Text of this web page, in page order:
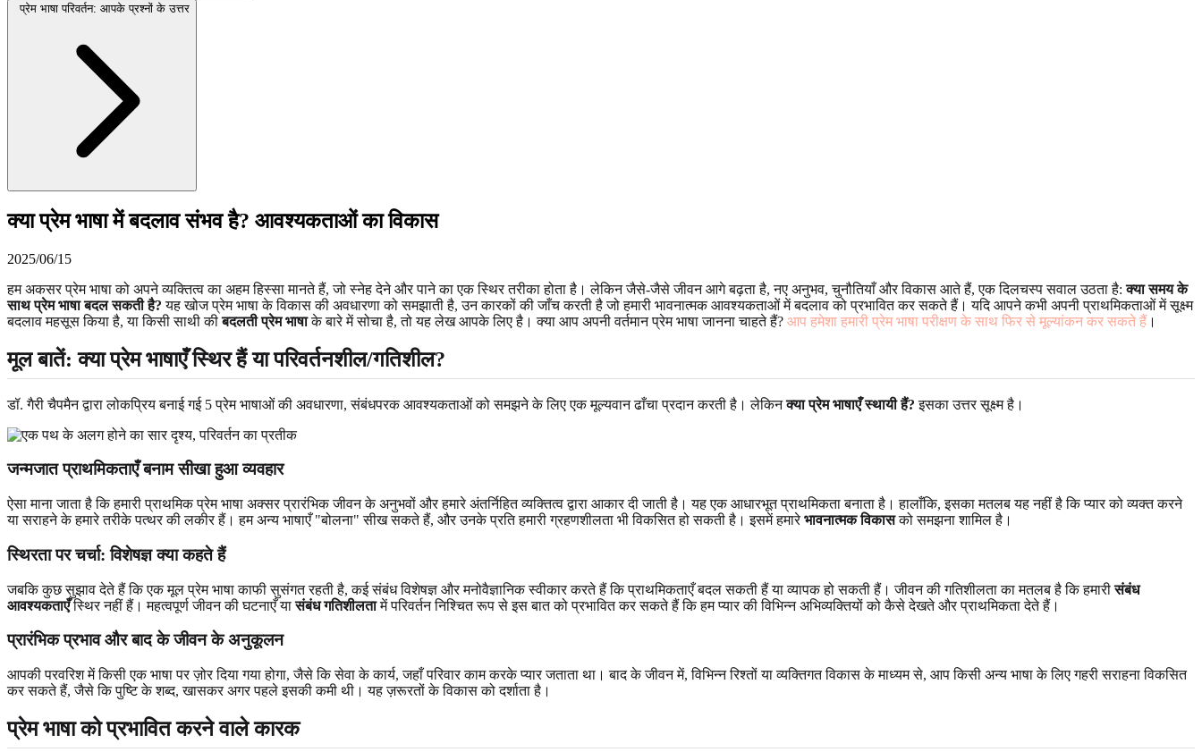
प्रेम भाषा परिवर्तन: आपके प्रश्नों के उत्तर
क्या प्रेम भाषा में बदलाव संभव है? आवश्यकताओं का विकास
2025/06/15
हम अकसर प्रेम भाषा को अपने व्यक्तित्व का अहम हिस्सा मानते हैं, जो स्नेह देने और पाने का एक स्थिर तरीका होता है। लेकिन जैसे-जैसे जीवन आगे बढ़ता है, नए अनुभव, चुनौतियाँ और विकास आते हैं, एक दिलचस्प सवाल उठता है:क्या समय के
साथ प्रेम भाषा बदल सकती है? यह खोज प्रेम भाषा के विकास की अवधारणा को समझाती है, उन कारकों की जाँच करती है जो हमारी भावनात्मक आवश्यकताओं में बदलाव को प्रभावित कर सकते हैं। यदि आपने कभी अपनी प्राथमिकताओं में सूक्ष्म
बदलाव महसूस किया है, या किसी साथी कीबदलती प्रेम भाषाके बारे में सोचा है, तो यह लेख आपके लिए है। क्या आप अपनी वर्तमान प्रेम भाषा जानना चाहते हैं? आप हमेशा हमारी प्रेम भाषा परीक्षण के साथ फिर से मूल्यांकन कर सकते हैं ।
मूल बातें: क्या प्रेम भाषाएँ स्थिर हैं या परिवर्तनशील/गतिशील?
डॉ. गैरी चैपमैन द्वारा लोकप्रिय बनाई गई 5 प्रेम भाषाओं की अवधारणा, संबंधपरक आवश्यकताओं को समझने के लिए एक मूल्यवान ढाँचा प्रदान करती है। लेकिनक्या प्रेम भाषाएँ स्थायी हैं? इसका उत्तर सूक्ष्म है।
जन्मजात प्राथमिकताएँ बनाम सीखा हुआ व्यवहार
ऐसा माना जाता है कि हमारी प्राथमिक प्रेम भाषा अक्सर प्रारंभिक जीवन के अनुभवों और हमारे अंतर्निहित व्यक्तित्व द्वारा आकार दी जाती है। यह एक आधारभूत प्राथमिकता बनाता है। हालाँकि, इसका मतलब यह नहीं है कि प्यार को व्यक्त करने
या सराहने के हमारे तरीके पत्थर की लकीर हैं। हम अन्य भाषाएँ "बोलना" सीख सकते हैं, और उनके प्रति हमारी ग्रहणशीलता भी विकसित हो सकती है। इसमें हमारेभावनात्मक विकासको समझना शामिल है।
स्थिरता पर चर्चा: विशेषज्ञ क्या कहते हैं
जबकि कुछ सुझाव देते हैं कि एक मूल प्रेम भाषा काफी सुसंगत रहती है, कई संबंध विशेषज्ञ और मनोवैज्ञानिक स्वीकार करते हैं कि प्राथमिकताएँ बदल सकती हैं या व्यापक हो सकती हैं। जीवन की गतिशीलता का मतलब है कि हमारीसंबंध
आवश्यकताएँस्थिर नहीं हैं। महत्वपूर्ण जीवन की घटनाएँ यासंबंध गतिशीलतामें परिवर्तन निश्चित रूप से इस बात को प्रभावित कर सकते हैं कि हम प्यार की विभिन्न अभिव्यक्तियों को कैसे देखते और प्राथमिकता देते हैं।
प्रारंभिक प्रभाव और बाद के जीवन के अनुकूलन
आपकी परवरिश में किसी एक भाषा पर ज़ोर दिया गया होगा, जैसे कि सेवा के कार्य, जहाँ परिवार काम करके प्यार जताता था। बाद के जीवन में, विभिन्न रिश्तों या व्यक्तिगत विकास के माध्यम से, आप किसी अन्य भाषा के लिए गहरी सराहना विकसित
कर सकते हैं, जैसे कि पुष्टि के शब्द, खासकर अगर पहले इसकी कमी थी। यह ज़रूरतों के विकास को दर्शाता है।
प्रेम भाषा को प्रभावित करने वाले कारक